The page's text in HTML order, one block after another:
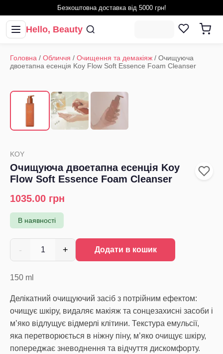
Безкоштовна доставка від 5000 грн!
Hello, Beauty
Головна / Обличчя / Очищення та демакіяж / Очищуюча
двоетапна есенція Koy Flow Soft Essence Foam Cleanser
KOY
Очищуюча двоетапна есенція Koy
Flow Soft Essence Foam Cleanser
1035.00 грн
В наявності
- 1 + Додати в кошик
150 ml
Делікатний очищуючий засіб з потрійним ефектом:
очищує шкіру, видаляє макіяж та сонцезахисні засоби і
м’яко відлущує відмерлі клітини. Текстура емульсії,
яка перетворюється в ніжну піну, м’яко очищує шкіру,
попереджає зневоднення та відчуття дискомфорту.